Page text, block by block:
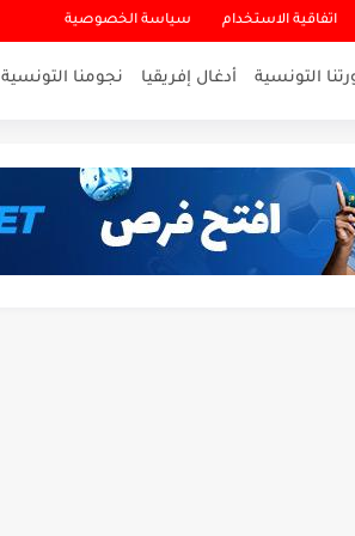
اتفاقية الاستخدام سياسة الخصوصية
التونسية أدغال إفريقيا نجومنا التونسية